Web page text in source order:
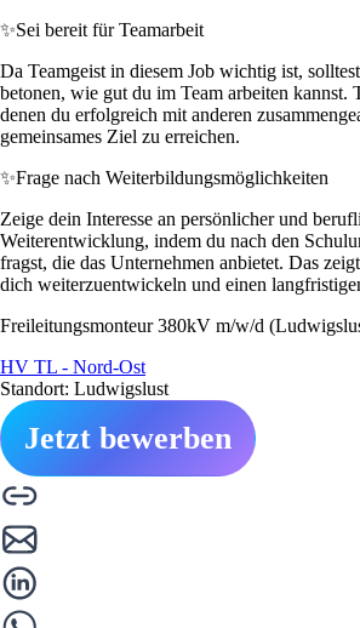
✨Sei bereit für Teamarbeit
Da Teamgeist in diesem Job wichtig ist,
betonen, wie gut du im Team arbeiten kannst.
denen du erfolgreich mit anderen
gemeinsames Ziel zu erreichen.
✨Frage nach Weiterbildungsmöglichkeiten
Zeige dein Interesse an persönlicher und
Weiterentwicklung, indem du nach den
fragst, die das Unternehmen anbietet. Das
dich weiterzuentwickeln und einen
Freileitungsmonteur 380kV m/w/d
HV TL - Nord-Ost
Standort: Ludwigslust
Jetzt bewerben